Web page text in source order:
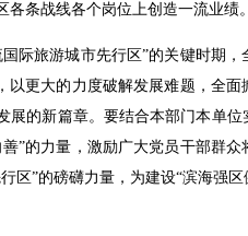
各条战线各个岗位上创造一流业绩
旅游城市先行区”的关键时期，
以更大的力度破解发展难题，全
展的新篇章。要结合本部门本单
”的力量，激励广大党员干部群
区”的磅礴力量，为建设“滨海强